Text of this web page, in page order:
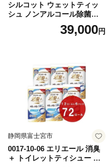
シルコット ウェットティッ
シュ ノンアルコール除菌詰
替（43枚×3P）×24袋 日用品
おもちゃ 拭き取り 手拭き 外
39,000円
静岡県富士宮市
0017-10-06 エリエール 消臭
＋ トイレットティシュー し